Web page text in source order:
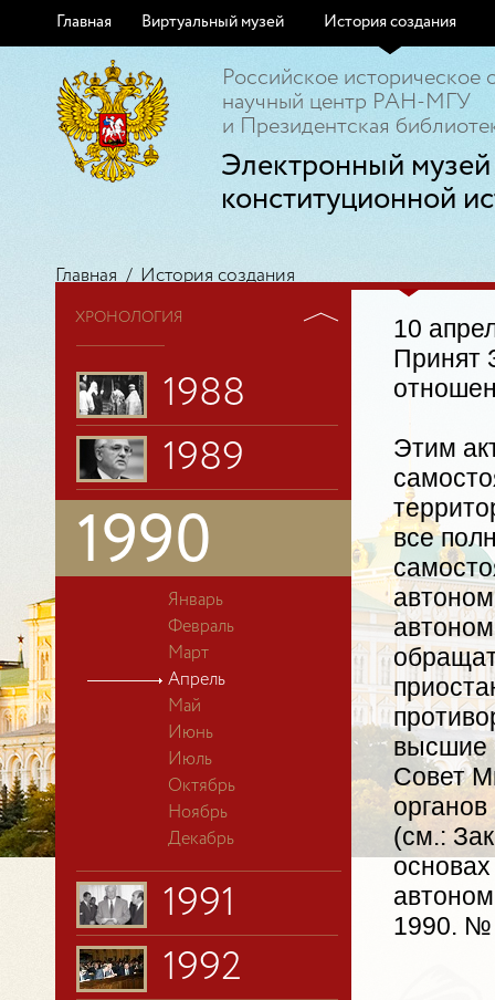
Главная Виртуальный музей История создания
Российское историческое
научный центр РАН-МГУ
и Президентская
Электронный музей
конституционной
Главная / История создания
ХРОНОЛОГИЯ
1988
1989
1990
Январь
Февраль
Март
Апрель
Май
Июнь
Июль
Октябрь
Ноябрь
Декабрь
1991
1992
10
Принят
Этим
все
высшие
Совет
органов
(см.:
1990. №